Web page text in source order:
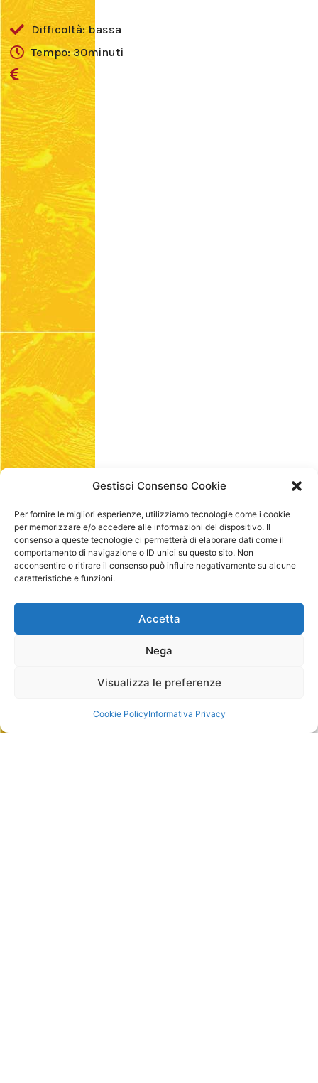
Gestisci Consenso Cookie
Per fornire le migliori esperienze, utilizziamo tecnologie come i cookie
per memorizzare e/o accedere alle informazioni del dispositivo. Il
consenso a queste tecnologie ci permetterà di elaborare dati come il
comportamento di navigazione o ID unici su questo sito. Non
acconsentire o ritirare il consenso può influire negativamente su alcune
caratteristiche e funzioni.
Accetta
Nega
Visualizza le preferenze
Cookie PolicyInformativa Privacy
Difficoltà: bassa
Tempo: 30minuti